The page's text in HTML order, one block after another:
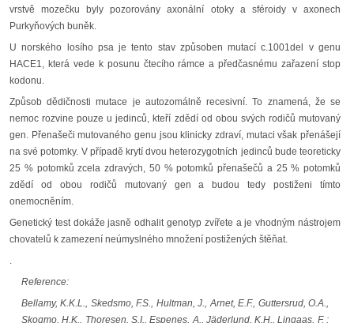
vrstvě mozečku byly pozorovány axonální otoky a sféroidy v axonech
Purkyňových buněk.
U norského losího psa je tento stav způsoben mutací c.1001del v genu
HACE1, která vede k posunu čtecího rámce a předčasnému zařazení stop
kodonu.
Způsob dědičnosti mutace je autozomálně recesivní. To znamená, že se
nemoc rozvine pouze u jedinců, kteří zdědí od obou svých rodičů mutovaný
gen. Přenašeči mutovaného genu jsou klinicky zdraví, mutaci však přenášejí
na své potomky. V případě krytí dvou heterozygotních jedinců bude teoreticky
25 % potomků zcela zdravých, 50 % potomků přenašečů a 25 % potomků
zdědí od obou rodičů mutovaný gen a budou tedy postiženi tímto
onemocněním.
Genetický test dokáže jasně odhalit genotyp zvířete a je vhodným nástrojem
chovatelů k zamezení neúmyslného množení postižených štěňat.
.
Reference:
Bellamy, K.K.L., Skedsmo, F.S., Hultman, J., Arnet, E.F., Guttersrud, O.A.,
Skogmo, H.K., Thoresen, S.I., Espenes, A., Jäderlund, K.H., Lingaas, F. :